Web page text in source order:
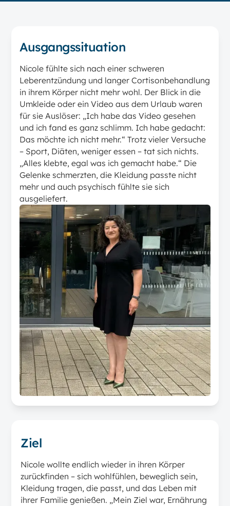
Ausgangssituation
Nicole fühlte sich nach einer schweren
Leberentzündung und langer Cortisonbehandlung
in ihrem Körper nicht mehr wohl. Der Blick in die
Umkleide oder ein Video aus dem Urlaub waren
für sie Auslöser: „Ich habe das Video gesehen
und ich fand es ganz schlimm. Ich habe gedacht:
Das möchte ich nicht mehr.“ Trotz vieler Versuche
– Sport, Diäten, weniger essen – tat sich nichts.
„Alles klebte, egal was ich gemacht habe.“ Die
Gelenke schmerzten, die Kleidung passte nicht
mehr und auch psychisch fühlte sie sich
ausgeliefert.
Ziel
Nicole wollte endlich wieder in ihren Körper
zurückfinden – sich wohlfühlen, beweglich sein,
Kleidung tragen, die passt, und das Leben mit
ihrer Familie genießen. „Mein Ziel war, Ernährung